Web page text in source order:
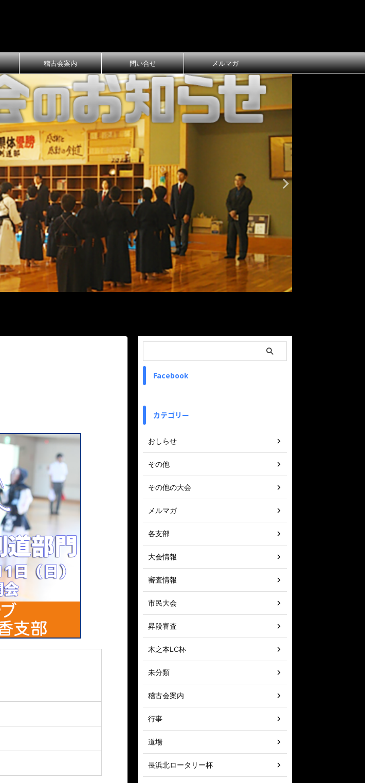
稽古会案内 問い合せ メルマガ
Facebook
カテゴリー
おしらせ
その他
その他の大会
メルマガ
各支部
大会情報
審査情報
市民大会
昇段審査
木之本LC杯
未分類
稽古会案内
行事
道場
長浜北ロータリー杯